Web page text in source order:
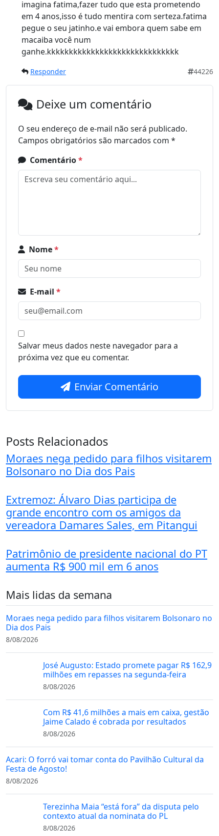
imagina fatima,fazer tudo que esta prometendo
em 4 anos,isso é tudo mentira com serteza.fatima
pegue o seu jatinho.e vai embora quem sabe em
macaiba você num
ganhe.kkkkkkkkkkkkkkkkkkkkkkkkkkkkkk
Responder 44226
Deixe um comentário
O seu endereço de e-mail não será publicado.
Campos obrigatórios são marcados com *
Comentário*
Nome*
E-mail *
Salvar meus dados neste navegador para a
próxima vez que eu comentar.
Enviar Comentário
Posts Relacionados
Moraes nega pedido para filhos visitarem
Bolsonaro no Dia dos Pais
Extremoz: Álvaro Dias participa de
grande encontro com os amigos da
vereadora Damares Sales, em Pitangui
Patrimônio de presidente nacional do PT
aumenta R$ 900 mil em 6 anos
Mais lidas da semana
Moraes nega pedido para filhos visitarem Bolsonaro no
Dia dos Pais
8/08/2026
José Augusto: Estado promete pagar R$ 162,9
milhões em repasses na segunda-feira
8/08/2026
Com R$ 41,6 milhões a mais em caixa, gestão
Jaime Calado é cobrada por resultados
8/08/2026
Acari: O forró vai tomar conta do Pavilhão Cultural da
Festa de Agosto!
8/08/2026
Terezinha Maia “está fora” da disputa pelo
contexto atual da nominata do PL
8/08/2026